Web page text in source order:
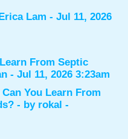
Lam - Jul 11, 2026
From Septic
- Jul 11, 2026 3:23am
You Learn From
- by rokal -